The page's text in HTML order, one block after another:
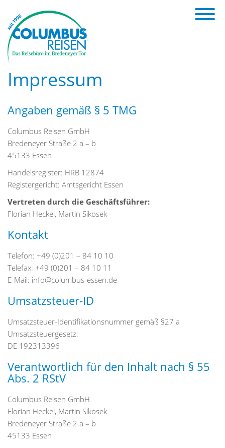
Impressum
Angaben gemäß § 5 TMG
Columbus Reisen GmbH
Bredeneyer Straße 2 a – b
45133 Essen
Handelsregister: HRB 12874
Registergericht: Amtsgericht Essen
Vertreten durch die Geschäftsführer:
Florian Heckel, Martin Sikosek
Kontakt
Telefon: +49 (0)201 – 84 10 10
Telefax: +49 (0)201 – 84 10 11
E-Mail: info@columbus-essen.de
Umsatzsteuer-ID
Umsatzsteuer-Identifikationsnummer gemäß §27 a
Umsatzsteuergesetz:
DE 192313396
Verantwortlich für den Inhalt nach § 55
Abs. 2 RStV
Columbus Reisen GmbH
Florian Heckel, Martin Sikosek
Bredeneyer Straße 2 a – b
45133 Essen